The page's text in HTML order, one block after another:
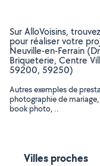
Sur AlloVoisins,
pour réaliser votre
Neuville-en-Ferrain
Briqueterie, Centre
59200, 59250)
Autres exemples de
photographie de
book photo, ..
Villes proches